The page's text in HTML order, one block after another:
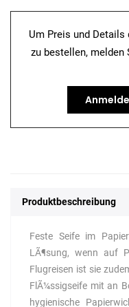
Um Preis und
zu bestellen, melden
Produktbeschreibung
Feste Seife im
LÃ¶sung, wenn auf
Flugreisen ist sie
FlÃ¼ssigseife mit an
hygienische